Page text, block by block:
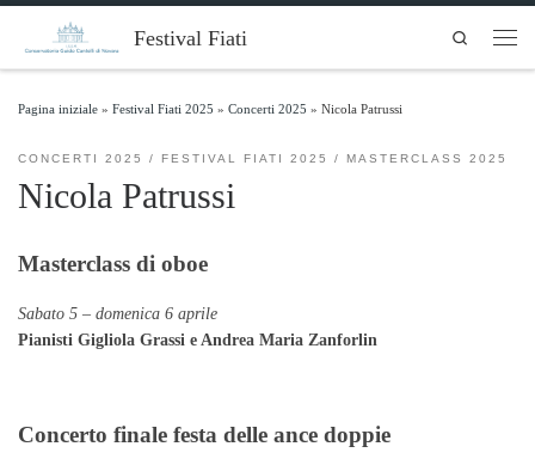
Skip to content Festival Fiati
Search
Pagina iniziale » Festival Fiati 2025 » Concerti 2025 » Nicola Patrussi
CONCERTI 2025 FESTIVAL FIATI 2025 MASTERCLASS 2025
Nicola Patrussi
Masterclass di oboe
Sabato 5 – domenica 6 aprile
Pianisti Gigliola Grassi e Andrea Maria Zanforlin
Concerto finale festa delle ance doppie